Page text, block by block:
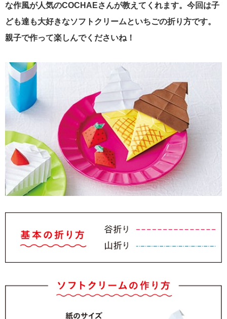
な作風が人気のCOCHAEさんが教えてくれます。今回は子
ども達も大好きなソフトクリームといちごの折り方です。
親子で作って楽しんでくださいね！